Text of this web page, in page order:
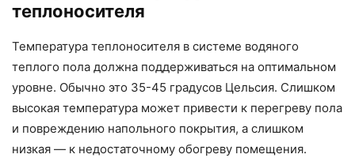
теплоносителя
Температура теплоносителя в системе водяного
теплого пола должна поддерживаться на оптимальном
уровне. Обычно это 35-45 градусов Цельсия. Слишком
высокая температура может привести к перегреву пола
и повреждению напольного покрытия, а слишком
низкая — к недостаточному обогреву помещения.